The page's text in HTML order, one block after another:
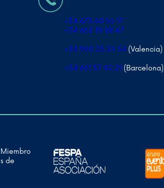
+34 673 64 56 17
+34 663 89 88 47
+34 960 25 29 54 (Valencia)
+34 661 57 40 21 (Barcelona)
Miembro
s de